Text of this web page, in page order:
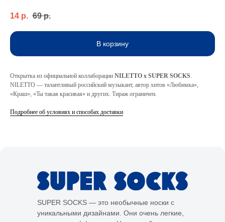
14 р. 69 р.
В корзину
Открытка из официальной коллаборации NILETTO x SUPER SOCKS.
NILETTO — талантливый российский музыкант, автор хитов «Любимка»,
«Краш», «Ты такая красивая» и других. Тираж ограничен.
Подробнее об условиях и способах доставки
SUPER SOCKS — это необычные носки с
уникальными дизайнами. Они очень легкие,